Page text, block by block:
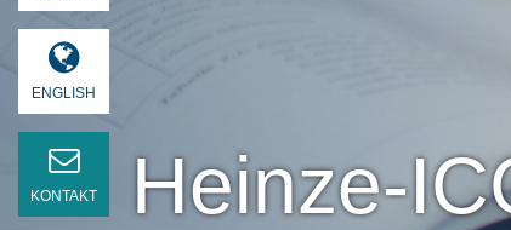
ENGLISH
KONTAKT Heinze-